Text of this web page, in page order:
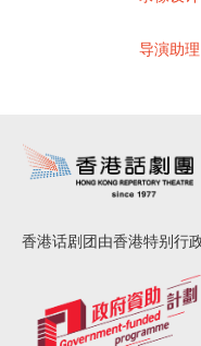
导演助理
香港话剧团由香港特别行